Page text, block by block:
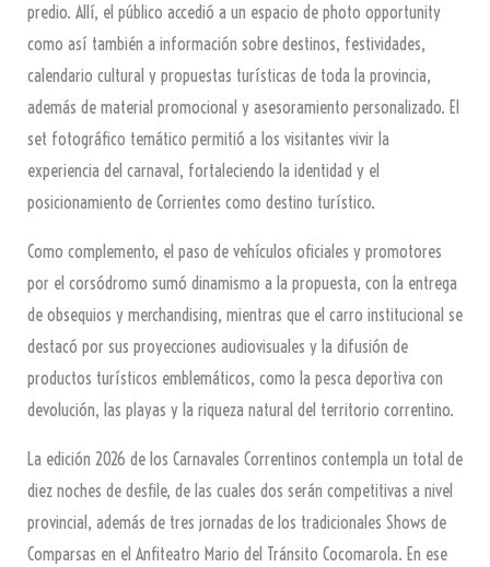
predio. Allí, el público accedió a un espacio de photo opportunity
como así también a información sobre destinos, festividades,
calendario cultural y propuestas turísticas de toda la provincia,
además de material promocional y asesoramiento personalizado. El
set fotográfico temático permitió a los visitantes vivir la
experiencia del carnaval, fortaleciendo la identidad y el
posicionamiento de Corrientes como destino turístico.
Como complemento, el paso de vehículos oficiales y promotores
por el corsódromo sumó dinamismo a la propuesta, con la entrega
de obsequios y merchandising, mientras que el carro institucional se
destacó por sus proyecciones audiovisuales y la difusión de
productos turísticos emblemáticos, como la pesca deportiva con
devolución, las playas y la riqueza natural del territorio correntino.
La edición 2026 de los Carnavales Correntinos contempla un total de
diez noches de desfile, de las cuales dos serán competitivas a nivel
provincial, además de tres jornadas de los tradicionales Shows de
Comparsas en el Anfiteatro Mario del Tránsito Cocomarola. En ese